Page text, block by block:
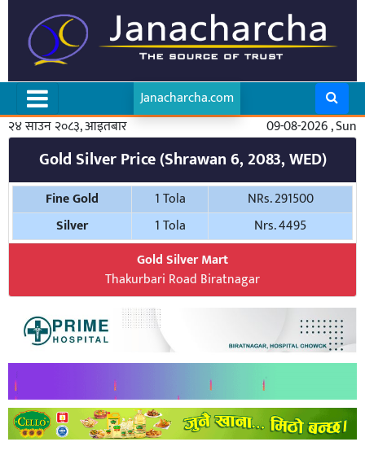
Janacharcha.com
२४ साउन २०८३, आइतबार
09-08-2026 , Sun
Gold Silver Price (Shrawan 6, 2083, WED)
Fine Gold 1 Tola
NRs. 291500
Silver
1 Tola
Nrs. 4495
Gold Silver Mart
Thakurbari Road Biratnagar